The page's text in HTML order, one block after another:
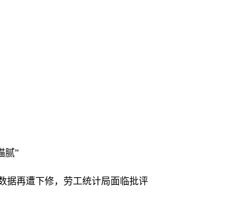
腻”
据再遭下修，劳工统计局面临批评